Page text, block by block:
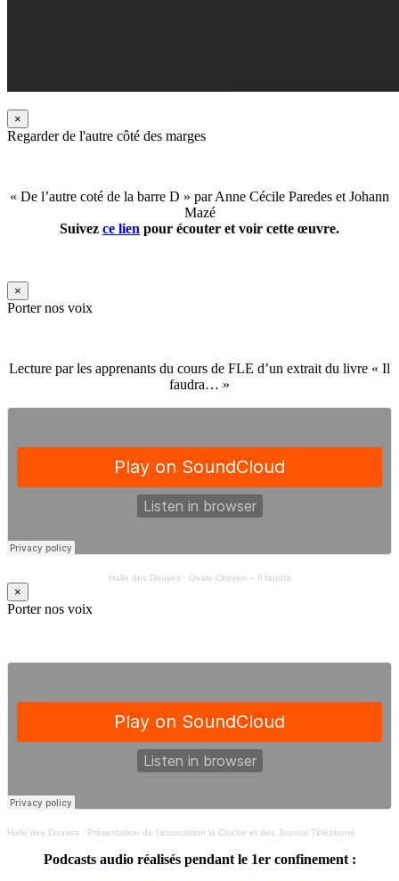
×
Regarder de l'autre côté des marges
« De l’autre coté de la barre D » par Anne Cécile Paredes et Johann
Mazé
Suivez ce lien pour écouter et voir cette œuvre.
×
Porter nos voix
Lecture par les apprenants du cours de FLE d’un extrait du livre « Il
faudra… »
Halle des Douves· Ovale Citoyen – Il faudra
×
Porter nos voix
Halle des Douves · Présentation de l’association la Cloche et des Journal Téléphoné
Podcasts audio réalisés pendant le 1er confinement :